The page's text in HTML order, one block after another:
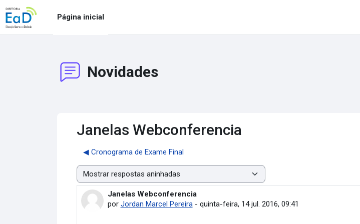
Ir para o conteúdo principal
Página inicial
Novidades
Janelas Webconferencia
◀︎ Cronograma de Exame Final
Modo de visualização
Janelas Webconferencia
por Jordan Marcel Pereira- quinta-feira, 14 jul. 2016, 09:41
Número de respostas: 0